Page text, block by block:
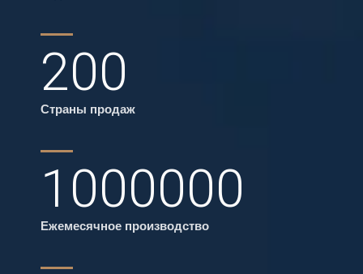
200
Страны продаж
1000000
Ежемесячное производство